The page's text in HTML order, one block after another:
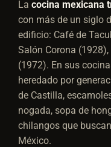
La cocina mexicana
con más de un siglo
edificio: Café de
Salón Corona
(1972). En sus
heredado por
de Castilla,
nogada, sopa de
chilangos que
México.